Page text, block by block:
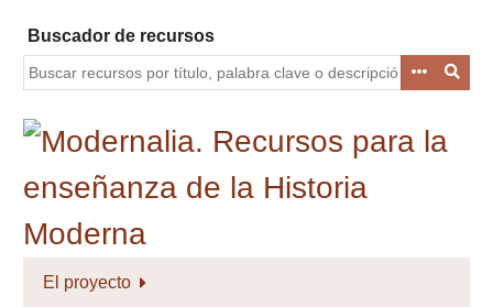
contenido
principal
Buscador de recursos
El proyecto